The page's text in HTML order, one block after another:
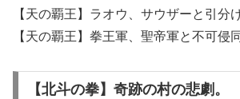
【天の覇王】ラオウ、サウザーと引分
【天の覇王】拳王軍、聖帝軍と不可侵
【北斗の拳】奇跡の村の悲劇。